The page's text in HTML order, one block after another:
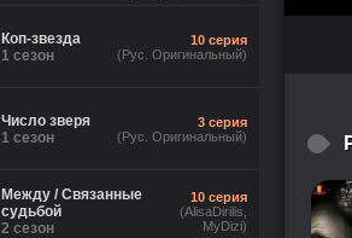
Коп-звезда
1 сезон
10 серия
(Рус. Оригинальный)
Число зверя
1 сезон
3 серия
(Рус. Оригинальный)
Между / Связанные
судьбой
2 сезон
10 серия
(AlisaDirilis,
MyDizi)